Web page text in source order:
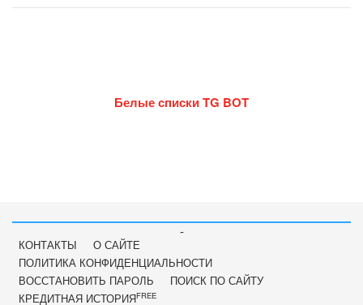
Белые списки TG BOT
-
КОНТАКТЫ
О САЙТЕ
ПОЛИТИКА КОНФИДЕНЦИАЛЬНОСТИ
ВОССТАНОВИТЬ ПАРОЛЬ
ПОИСК ПО САЙТУ
КРЕДИТНАЯ ИСТОРИЯFREE